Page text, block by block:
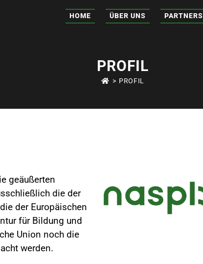
HOME ÜBER UNS PARTNERS
PROFIL
> PROFIL
geäußerten
die der
der Europäischen
für Bildung und
Union noch die
werden.